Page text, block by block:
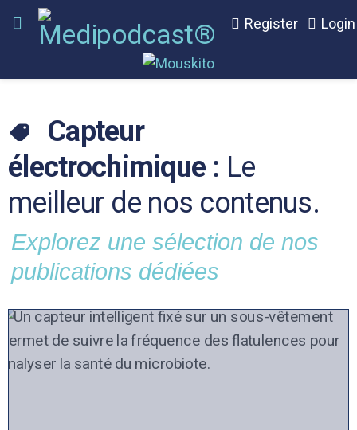
Register Login
Capteur
électrochimique : Le
meilleur de nos contenus.
Explorez une sélection de nos
publications dédiées